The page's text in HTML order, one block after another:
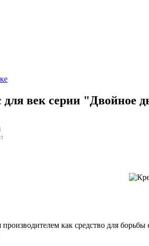
век серии "Двойное
производителем как средство для